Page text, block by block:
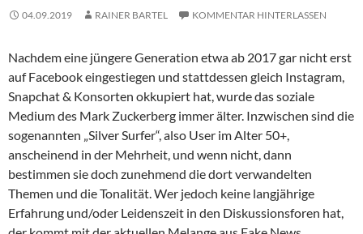
04.09.2019 RAINER BARTEL KOMMENTAR HINTERLASSEN
Nachdem eine jüngere Generation etwa ab 2017 gar nicht erst
auf Facebook eingestiegen und stattdessen gleich Instagram,
Snapchat & Konsorten okkupiert hat, wurde das soziale
Medium des Mark Zuckerberg immer älter. Inzwischen sind die
sogenannten „Silver Surfer“, also User im Alter 50+,
anscheinend in der Mehrheit, und wenn nicht, dann
bestimmen sie doch zunehmend die dort verwandelten
Themen und die Tonalität. Wer jedoch keine langjährige
Erfahrung und/oder Leidenszeit in den Diskussionsforen hat,